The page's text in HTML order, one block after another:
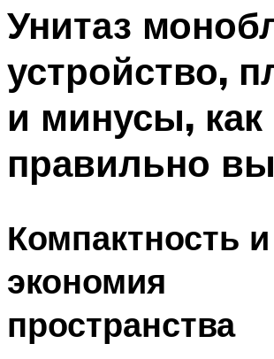
Меню
Унитаз
устройство,
и минусы, как
правильно
Компактность и
экономия
пространства